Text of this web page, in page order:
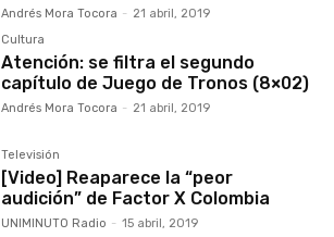
Andrés Mora Tocora - 21 abril, 2019
Cultura
Atención: se filtra el segundo
capítulo de Juego de Tronos (8×02)
Andrés Mora Tocora - 21 abril, 2019
Televisión
[Video] Reaparece la “peor
audición” de Factor X Colombia
UNIMINUTO Radio - 15 abril, 2019